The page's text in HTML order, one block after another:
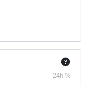
24h %